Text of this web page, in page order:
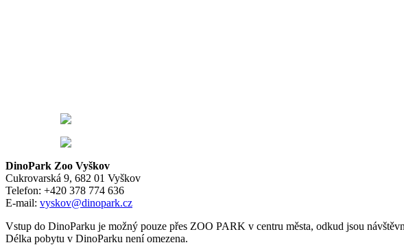
DinoPark Zoo Vyškov
Cukrovarská 9, 682 01 Vyškov
Telefon: +420 378 774 636
E-mail: vyskov@dinopark.cz
Vstup do DinoParku je možný pouze přes ZOO PARK v centru města, odkud jsou
Délka pobytu v DinoParku není omezena.